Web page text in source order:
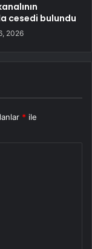
cesedi bulundu
2026
* ile